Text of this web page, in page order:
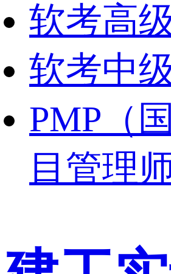
软考高
软考中
PMP（
目管理师